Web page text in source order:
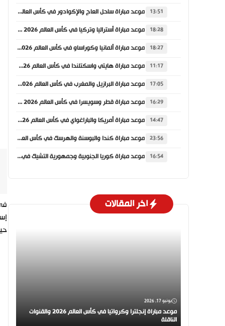
13:51 موعد مباراة ساحل العاج والإكوادور في كأس العالم 2026 والقنوات الناقلة
18:28 موعد مباراة أستراليا وتركيا في كأس العالم 2026 والقنوات الناقلة
18:27 موعد مباراة ألمانيا وكوراساو في كأس العالم 2026 والقنوات الناقلة
11:17 موعد مباراة هايتي واسكتلندا في كأس العالم 2026 والقنوات الناقلة
17:05 موعد مباراة البرازيل والمغرب في كأس العالم 2026 والقنوات الناقلة
16:29 موعد مباراة قطر وسويسرا في كأس العالم 2026 والقنوات الناقلة
14:47 موعد مباراة أمريكا والباراغواي في كأس العالم 2026 والقنوات الناقلة
23:56 موعد مباراة كندا والبوسنة والهرسك في كأس العالم 2026 والقنوات الناقلة
16:54 موعد مباراة كوريا الجنوبية وجمهورية التشيك في كأس العالم 2026 والقنوات الناقلة
اخر المقالات
يونيو 17, 2026
موعد مباراة إنجلترا وكرواتيا في كأس العالم 2026 والقنوات
الناقلة